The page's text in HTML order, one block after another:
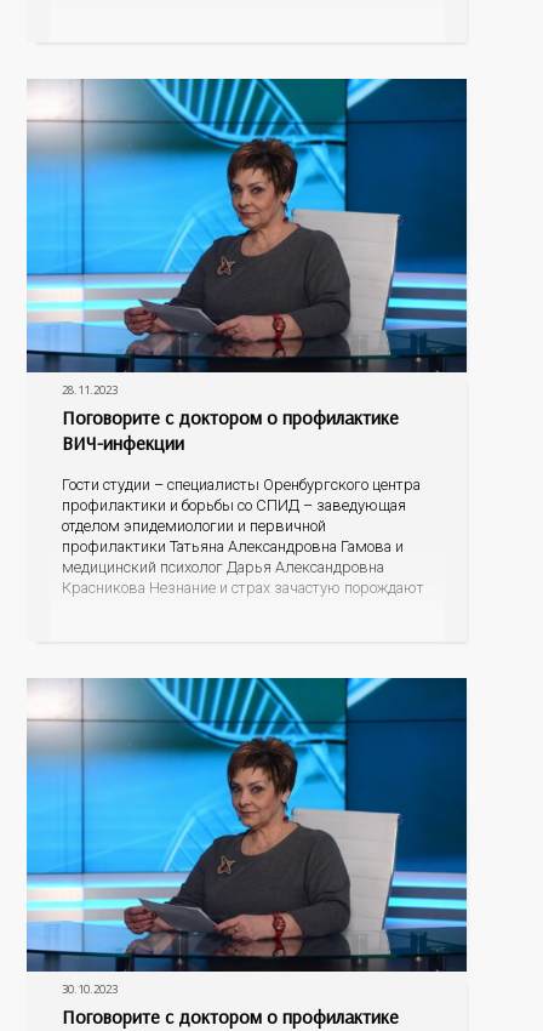
28.11.2023
Поговорите с доктором о профилактике
ВИЧ-инфекции
Гости студии – специалисты Оренбургского центра
профилактики и борьбы со СПИД – заведующая
отделом эпидемиологии и первичной
профилактики Татьяна Александровна Гамова и
медицинский психолог Дарья Александровна
Красникова Незнание и страх зачастую порождают
30.10.2023
Поговорите с доктором о профилактике